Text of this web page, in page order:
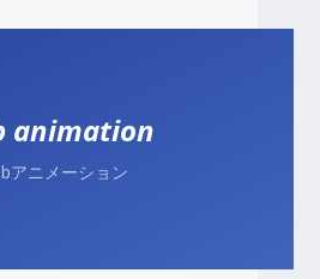
animation
アニメーション